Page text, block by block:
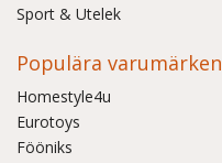
Sport & Utelek
Populära varumärken
Homestyle4u
Eurotoys
Fööniks